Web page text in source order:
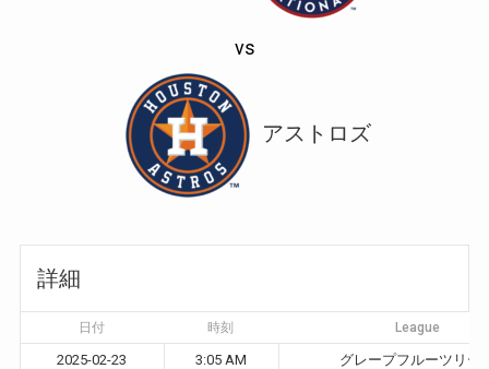
vs
アストロズ
詳細
日付 時刻 League
2025-02-23 3:05 AM グレープフルーツリー